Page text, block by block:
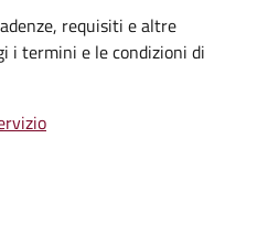
requisiti e altre
i termini e le condizioni di